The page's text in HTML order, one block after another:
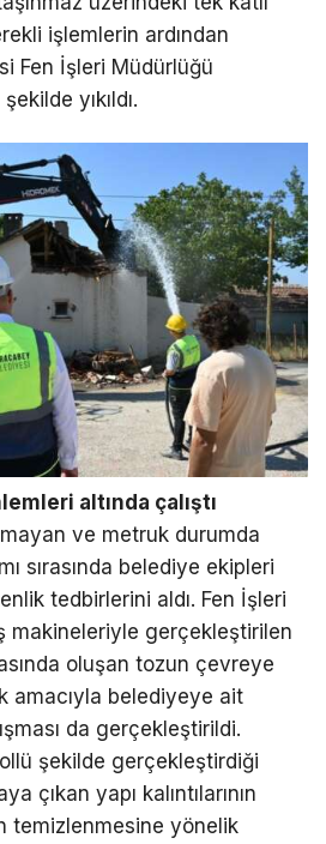
işlemlerin ardından
Fen İşleri Müdürlüğü
yıkıldı.
altında çalıştı
ve metruk durumda
sırasında belediye ekipleri
tedbirlerini aldı. Fen İşleri
makineleriyle gerçekleştirilen
oluşan tozun çevreye
amacıyla belediyeye ait
da gerçekleştirildi.
şekilde gerçekleştirdiği
çıkan yapı kalıntılarının
temizlenmesine yönelik